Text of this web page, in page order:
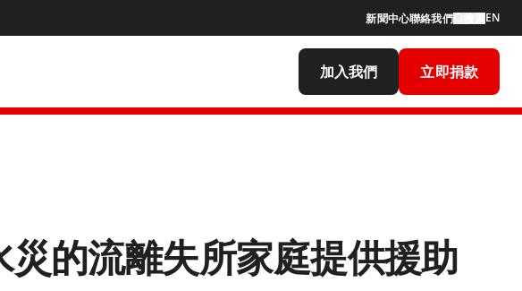
新聞中心聯絡我們 EN
加入我們 立即捐款
的流離失所家庭提供援助